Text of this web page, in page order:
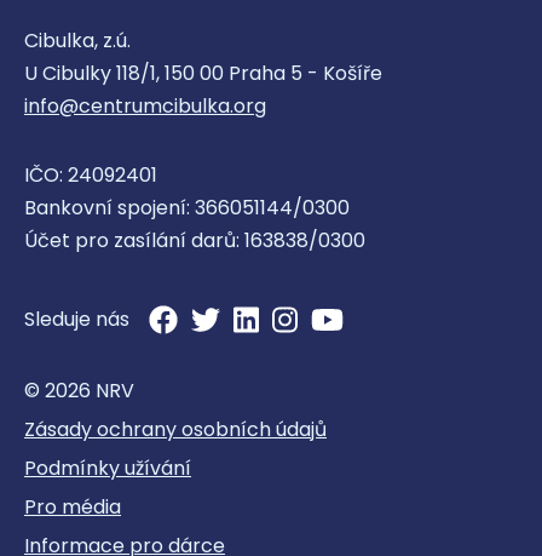
Cibulka, z.ú.
U Cibulky 118/1, 150 00 Praha 5 - Košíře
info@centrumcibulka.org
IČO: 24092401
Bankovní spojení: 366051144/0300
Účet pro zasílání darů: 163838/0300
Sleduje nás
© 2026 NRV
Zásady ochrany osobních údajů
Podmínky užívání
Pro média
Informace pro dárce